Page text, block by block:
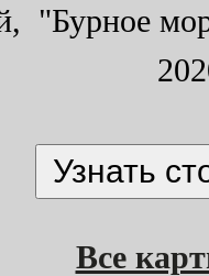
"Бурное
Все